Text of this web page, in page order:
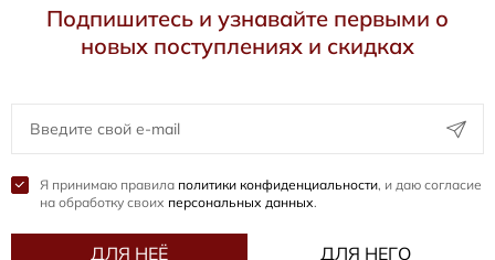
Подпишитесь и узнавайте первыми о
новых поступлениях и скидках
Я принимаю правила политики конфиденциальности, и даю согласие
на обработку своих персональных данных.
ДЛЯ НЕЁ ДЛЯ НЕГО